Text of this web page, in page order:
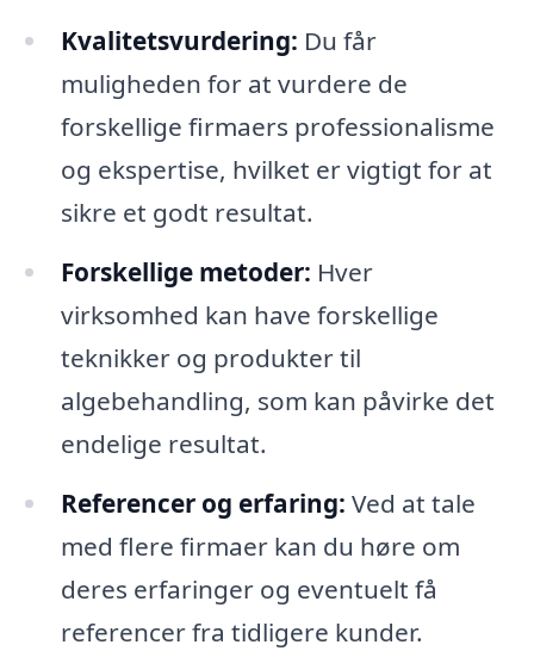
Kvalitetsvurdering: Du får
muligheden for at vurdere de
forskellige firmaers professionalisme
og ekspertise, hvilket er vigtigt for at
sikre et godt resultat.
Forskellige metoder: Hver
virksomhed kan have forskellige
teknikker og produkter til
algebehandling, som kan påvirke det
endelige resultat.
Referencer og erfaring: Ved at tale
med flere firmaer kan du høre om
deres erfaringer og eventuelt få
referencer fra tidligere kunder.